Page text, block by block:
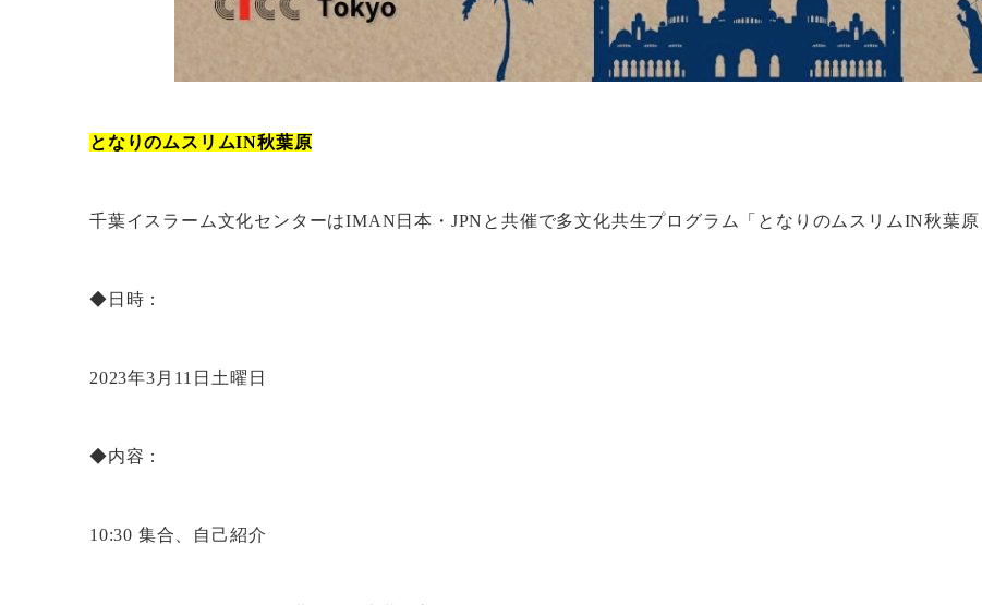
となりのムスリムIN秋葉原
千葉イスラーム文化センターはIMAN日本・JPNと共催で多文化共生プログラム「となりのムスリムIN秋葉
◆日時：
2023年3月11日土曜日
◆内容：
10:30 集合、自己紹介